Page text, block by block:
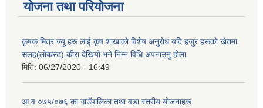
योजना तथा परियोजना
कृषक मित्र ज्यू हरू लाई कृष शाखाकाे विशेष अनुराेध यदि हजुर हरूकाे खेतमा
सलह(लाेकस्ट) कीरा देखियाे भने निम्न विधि अपनाउनु हाेला
मिति: 06/27/2020 - 16:49
आ‍.व ०७५/०७६ का गाउँपालिका तथा वडा स्तरीय याेजनाहरू